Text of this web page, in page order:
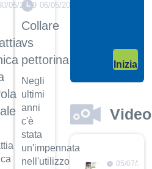
05/2019 06/05/2019
Collare
vs
pettorina
Negli
ultimi
anni
c'è
stata
un'impennata
nell'utilizzo
Inizia
Video
04/10/
Adozione
Dott.
Albano
Guarda
05/07/